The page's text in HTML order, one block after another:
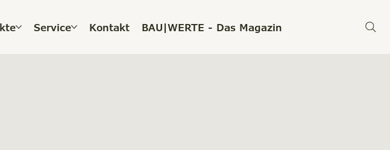
Service Kontakt BAU|WERTE - Das Magazin